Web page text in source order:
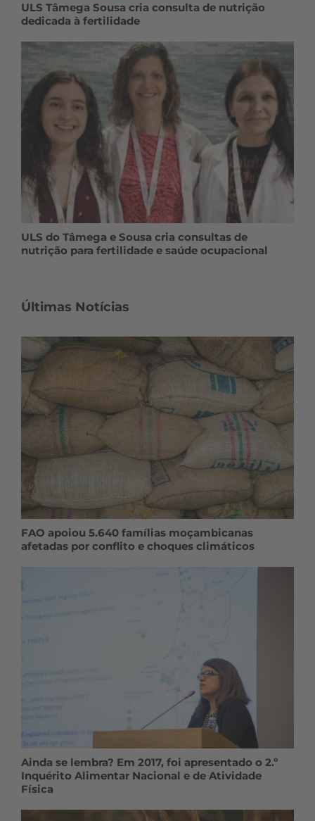
ULS Tâmega Sousa cria consulta de nutrição
dedicada à fertilidade
ULS do Tâmega e Sousa cria consultas de
nutrição para fertilidade e saúde ocupacional
Últimas Notícias
FAO apoiou 5.640 famílias moçambicanas
afetadas por conflito e choques climáticos
Ainda se lembra? Em 2017, foi apresentado o 2.º
Inquérito Alimentar Nacional e de Atividade
Física